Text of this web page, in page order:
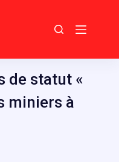
de statut «
miniers à